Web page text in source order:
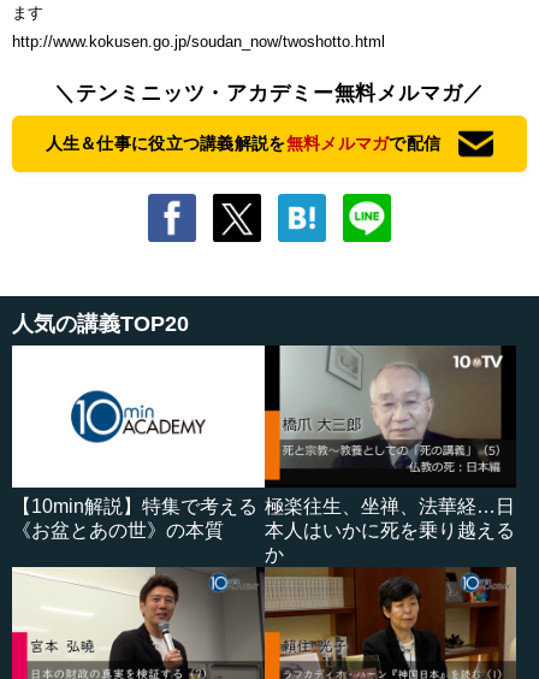
ます
http://www.kokusen.go.jp/soudan_now/twoshotto.html
＼テンミニッツ・アカデミー無料メルマガ／
人生＆仕事に役立つ講義解説を無料メルマガで配信
人気の講義TOP20
【10min解説】特集で考える
《お盆とあの世》の本質
極楽往生、坐禅、法華経…日
本人はいかに死を乗り越える
か